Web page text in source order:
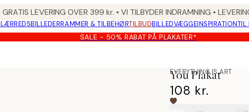
GRATIS LEVERING OVER 399 kr. • VI TILBYDER INDRAMNING •
LÆRREDSBILLEDERRAMMER & TILBEHØRTILBUDBILLEDVÆGGEINSPIRATIONTIL
SALE - 50% RABAT PÅ PLAKATER*
EVERYTHING IS ART
You Plakat
108 kr.